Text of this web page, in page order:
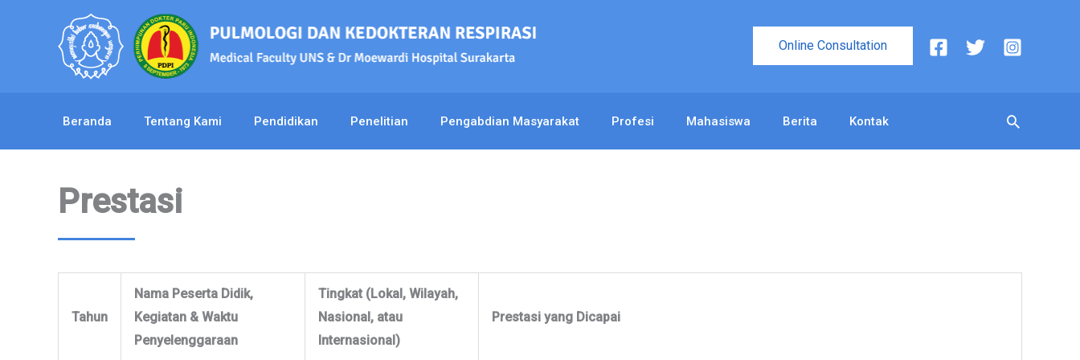
Online Consultation
Beranda Tentang Kami Pendidikan Penelitian Pengabdian Masyarakat Profesi Mahasiswa Berita Kontak Cari
Prestasi
Tahun
Nama Peserta Didik,
Kegiatan & Waktu
Penyelenggaraan
Tingkat (Lokal, Wilayah,
Nasional, atau
Internasional)
Prestasi yang Dicapai